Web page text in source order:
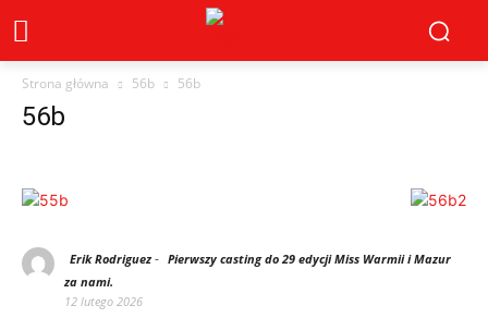
Strona główna 56b 56b
56b
Erik Rodriguez - Pierwszy casting do 29 edycji Miss Warmii i Mazur
za nami.
12 lutego 2026